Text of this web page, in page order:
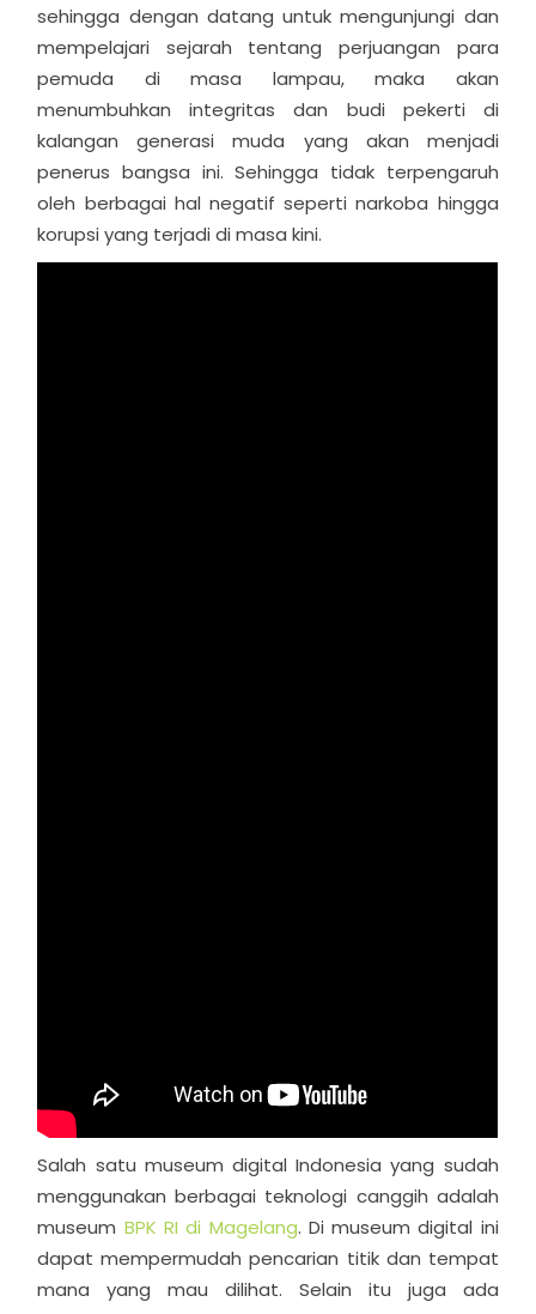
sehingga dengan datang untuk mengunjungi dan
mempelajari sejarah tentang perjuangan para
pemuda di masa lampau, maka akan
menumbuhkan integritas dan budi pekerti di
kalangan generasi muda yang akan menjadi
penerus bangsa ini. Sehingga tidak terpengaruh
oleh berbagai hal negatif seperti narkoba hingga
korupsi yang terjadi di masa kini.
Salah satu museum digital Indonesia yang sudah
menggunakan berbagai teknologi canggih adalah
museum BPK RI di Magelang. Di museum digital ini
dapat mempermudah pencarian titik dan tempat
mana yang mau dilihat. Selain itu juga ada